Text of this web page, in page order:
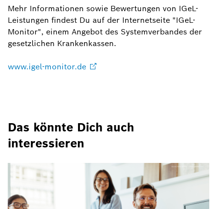
Mehr Informationen sowie Bewertungen von IGeL-
Leistungen findest Du auf der Internetseite "IGeL-
Monitor", einem Angebot des Systemverbandes der
gesetzlichen Krankenkassen.
www.igel-monitor.de
Das könnte Dich auch
interessieren